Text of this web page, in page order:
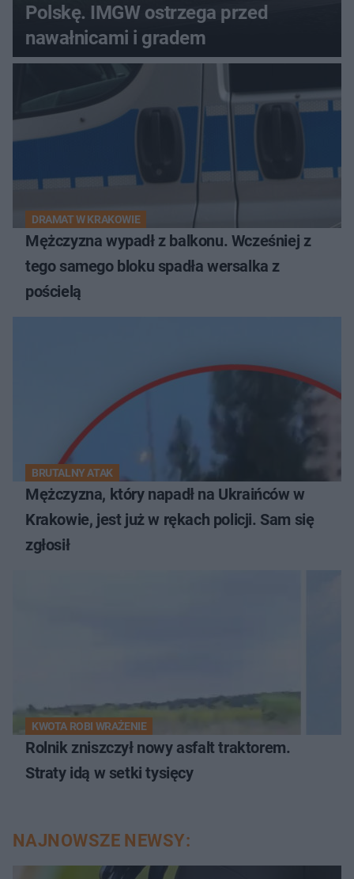
Polskę. IMGW ostrzega przed
nawałnicami i gradem
DRAMAT W KRAKOWIE
Mężczyzna wypadł z balkonu. Wcześniej z
tego samego bloku spadła wersalka z
pościelą
BRUTALNY ATAK
Mężczyzna, który napadł na Ukraińców w
Krakowie, jest już w rękach policji. Sam się
zgłosił
KWOTA ROBI WRAŻENIE
Rolnik zniszczył nowy asfalt traktorem.
Straty idą w setki tysięcy
NAJNOWSZE NEWSY: